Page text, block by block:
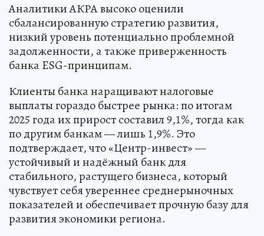
Аналитики АКРА высоко оценили
сбалансированную стратегию развития,
низкий уровень потенциально проблемной
задолженности, а также приверженность
банка ESG-принципам.
Клиенты банка наращивают налоговые
выплаты гораздо быстрее рынка: по итогам
2025 года их прирост составил 9,1%, тогда как
по другим банкам — лишь 1,9%. Это
подтверждает, что «Центр-инвест» —
устойчивый и надёжный банк для
стабильного, растущего бизнеса, который
чувствует себя увереннее среднерыночных
показателей и обеспечивает прочную базу для
развития экономики региона.